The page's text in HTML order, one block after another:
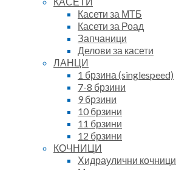
Касети за МТБ
Касети за Роад
Запчаници
Делови за касети
ЛАНЦИ
1 брзина (singlespeed)
7-8 брзини
9 брзини
10 брзини
11 брзини
12 брзини
КОЧНИЦИ
Хидраулични кочници